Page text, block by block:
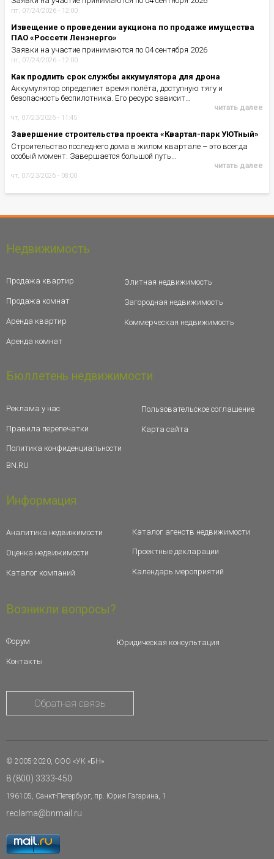
пт, 07/24/2026 - 12:00
Извещение о проведении аукциона по продаже имущества
ПАО «Россети Ленэнерго»
Заявки на участие принимаются по 04 сентября 2026
пт, 07/24/2026 - 12:00
Как продлить срок службы аккумулятора для дрона
Аккумулятор определяет время полёта, доступную тягу и
безопасность беспилотника. Его ресурс зависит…
читать далее
чт, 07/23/2026 - 11:45
Завершение строительства проекта «Квартал-парк УЮТный»
Строительство последнего дома в жилом квартале – это всегда
особый момент. Завершается большой путь…
читать далее
чт, 07/23/2026 - 08:00
Недвижимость
Продажа квартир
Продажа комнат
Аренда квартир
Аренда комнат
Элитная недвижимость
Загородная недвижимость
Коммерческая недвижимость
Бюллетень недвижимости
Реклама у нас
Правила перепечатки
Политика конфиденциальности
BN.RU
Пользовательское соглашение
Карта сайта
Информация
Аналитика недвижимости
Оценка недвижимости
Каталог компаний
Каталог агенств недвижимости
Проектные декларации
Календарь мероприятий
Возникли вопросы?
Форум
Контакты
Юридическая консультация
Обратная связь
© 2005-2020, ООО «УК «БН»
8 (800) 3333-450
196105, Санкт-Петербург, пр. Юрия Гагарина, 1
reclama@bnmail.ru